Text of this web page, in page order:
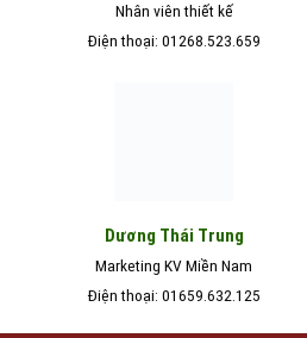
Nhân viên thiết kế
Điện thoại: 01268.523.659
Dương Thái Trung
Marketing KV Miền Nam
Điện thoại: 01659.632.125